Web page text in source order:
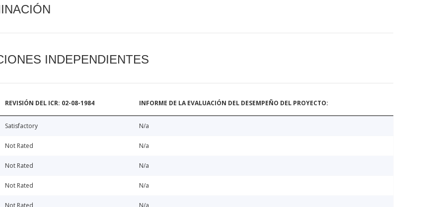
INDEPENDIENTES
REVISIÓN DEL ICR: 02-08-1984 INFORME DE LA EVALUACIÓN DEL DESEMPEÑO DEL PROYECTO:
Satisfactory N/a
Not Rated N/a
Not Rated N/a
Not Rated N/a